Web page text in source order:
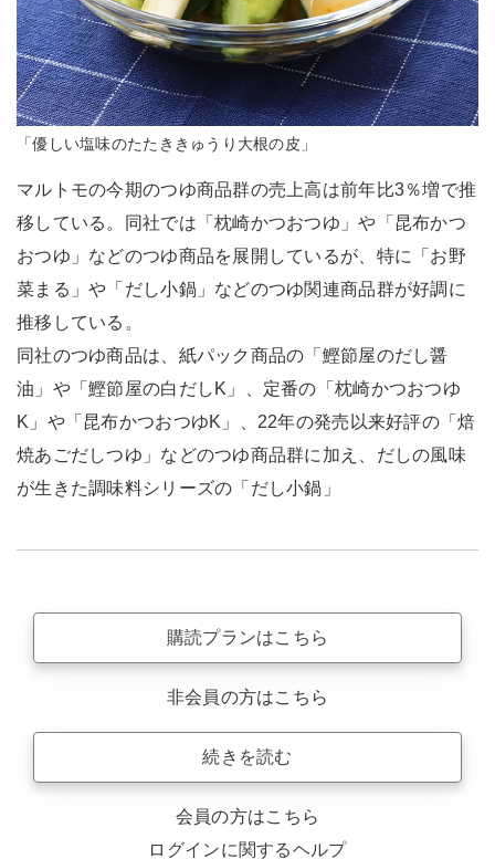
「優しい塩味のたたききゅうり大根の皮」
マルトモの今期のつゆ商品群の売上高は前年比3％増で推
移している。同社では「枕崎かつおつゆ」や「昆布かつ
おつゆ」などのつゆ商品を展開しているが、特に「お野
菜まる」や「だし小鍋」などのつゆ関連商品群が好調に
推移している。
同社のつゆ商品は、紙パック商品の「鰹節屋のだし醤
油」や「鰹節屋の白だしK」、定番の「枕崎かつおつゆ
K」や「昆布かつおつゆK」、22年の発売以来好評の「焙
焼あごだしつゆ」などのつゆ商品群に加え、だしの風味
が生きた調味料シリーズの「だし小鍋」
購読プランはこちら
非会員の方はこちら
続きを読む
会員の方はこちら
ログインに関するヘルプ